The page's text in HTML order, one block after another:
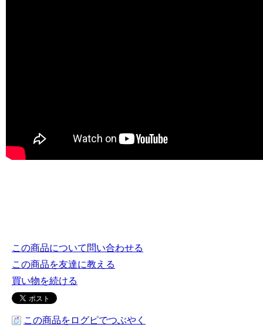
この商品について問い合わせる
この商品を友達に教える
買い物を続ける
この商品をログピでつぶやく